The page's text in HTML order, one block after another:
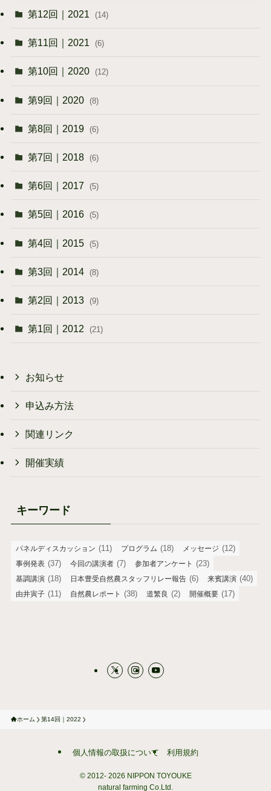
第12回｜2021 (14)
第11回｜2021 (6)
第10回｜2020 (12)
第9回｜2020 (8)
第8回｜2019 (6)
第7回｜2018 (6)
第6回｜2017 (5)
第5回｜2016 (5)
第4回｜2015 (5)
第3回｜2014 (8)
第2回｜2013 (9)
第1回｜2012 (21)
お知らせ
申込み方法
関連リンク
開催実績
キーワード
パネルディスカッション (11) プログラム (18) メッセージ (12)
事例発表 (37) 今回の講演者 (7) 参加者アンケート (23)
基調講演 (18) 日本豊受自然農スタッフリレー報告 (6) 来賓講演 (40)
由井寅子 (11) 自然農レポート (38) 道繁良 (2) 開催概要 (17)
ホーム 第14回｜2022
個人情報の取扱について 利用規約
© 2012-2026 NIPPON TOYOUKE
natural farming Co.Ltd.